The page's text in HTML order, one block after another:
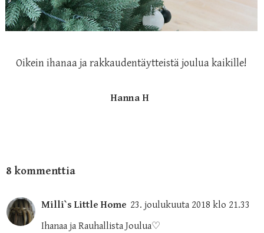
Oikein ihanaa ja rakkaudentäytteistä joulua kaikille!
Hanna H
8 kommenttia
Milli`s Little Home 23. joulukuuta 2018 klo 21.33
Ihanaa ja Rauhallista Joulua♡